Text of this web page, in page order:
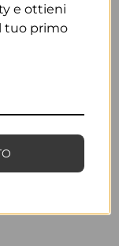
e ottieni
tuo primo